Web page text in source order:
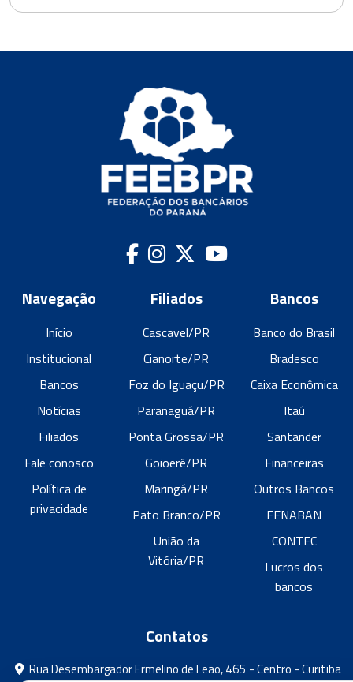
Navegação
Início
Institucional
Bancos
Notícias
Filiados
Fale conosco
Política de
privacidade
Filiados
Cascavel/PR
Cianorte/PR
Foz do Iguaçu/PR
Paranaguá/PR
Ponta Grossa/PR
Goioerê/PR
Maringá/PR
Pato Branco/PR
União da
Vitória/PR
Bancos
Banco do Brasil
Bradesco
Caixa Econômica
Itaú
Santander
Financeiras
Outros Bancos
FENABAN
CONTEC
Lucros dos
bancos
Contatos
Rua Desembargador Ermelino de Leão, 465 - Centro - Curitiba